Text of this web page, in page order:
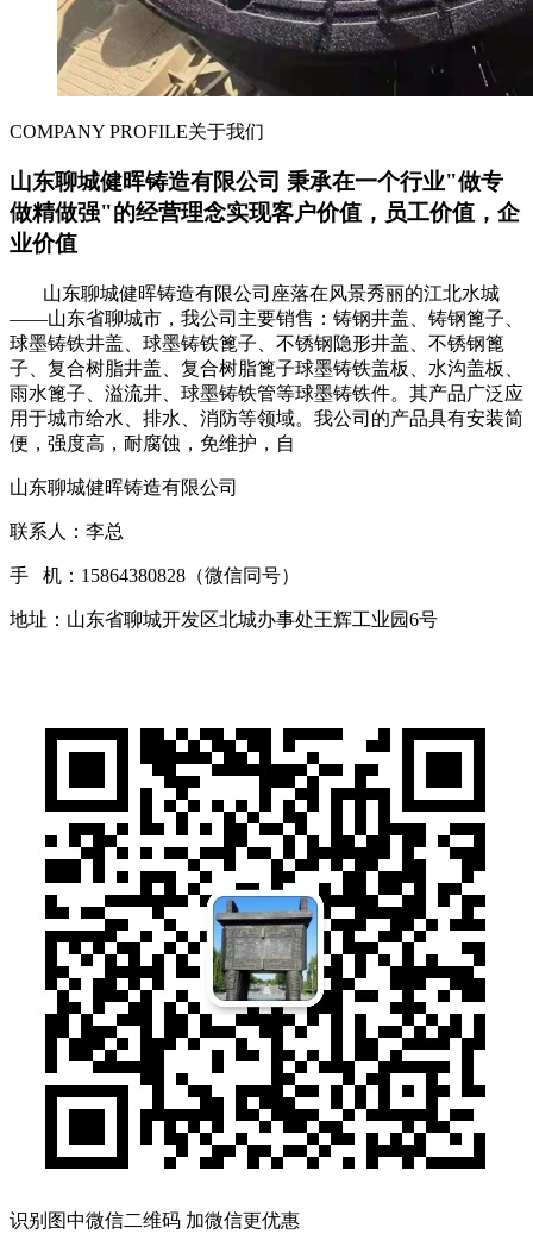
COMPANY PROFILE关于我们
山东聊城健晖铸造有限公司 秉承在一个行业"做专
做精做强"的经营理念实现客户价值，员工价值，企
业价值
山东聊城健晖铸造有限公司座落在风景秀丽的江北水城
——山东省聊城市，我公司主要销售：铸钢井盖、铸钢篦子、
球墨铸铁井盖、球墨铸铁篦子、不锈钢隐形井盖、不锈钢篦
子、复合树脂井盖、复合树脂篦子球墨铸铁盖板、水沟盖板、
雨水篦子、溢流井、球墨铸铁管等球墨铸铁件。其产品广泛应
用于城市给水、排水、消防等领域。我公司的产品具有安装简
便，强度高，耐腐蚀，免维护，自
山东聊城健晖铸造有限公司
联系人：李总
手 机：15864380828（微信同号）
地址：山东省聊城开发区北城办事处王辉工业园6号
识别图中微信二维码 加微信更优惠